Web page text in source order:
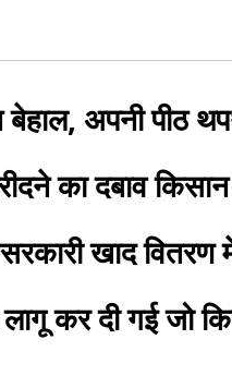
अपनी पीठ
का दबाव
खाद
कर दी गई जो